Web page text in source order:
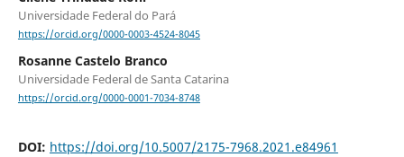
Universidade Federal do Pará
https://orcid.org/0000-0003-4524-8045
Rosanne Castelo Branco
Universidade Federal de Santa Catarina
https://orcid.org/0000-0001-7034-8748
DOI: https://doi.org/10.5007/2175-7968.2021.e84961